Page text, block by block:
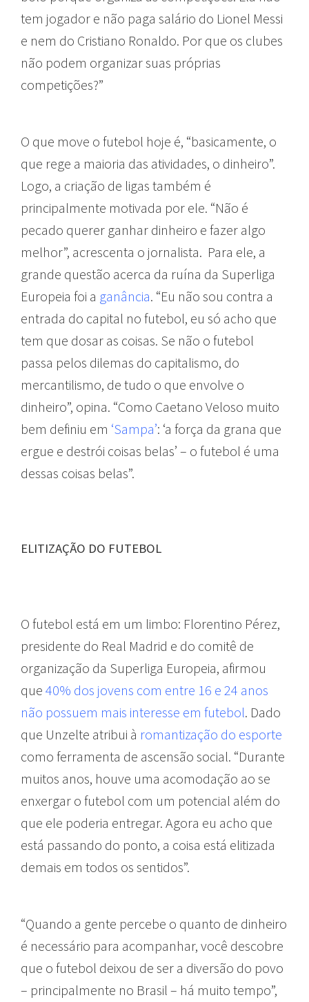
tem jogador e não paga salário do Lionel Messi
e nem do Cristiano Ronaldo. Por que os clubes
não podem organizar suas próprias
competições?”
O que move o futebol hoje é, “basicamente, o
que rege a maioria das atividades, o dinheiro”.
Logo, a criação de ligas também é
principalmente motivada por ele. “Não é
pecado querer ganhar dinheiro e fazer algo
melhor”, acrescenta o jornalista. Para ele, a
grande questão acerca da ruína da Superliga
Europeia foi a ganância. “Eu não sou contra a
entrada do capital no futebol, eu só acho que
tem que dosar as coisas. Se não o futebol
passa pelos dilemas do capitalismo, do
mercantilismo, de tudo o que envolve o
dinheiro”, opina. “Como Caetano Veloso muito
bem definiu em ‘Sampa’: ‘a força da grana que
ergue e destrói coisas belas’ – o futebol é uma
dessas coisas belas”.
ELITIZAÇÃO DO FUTEBOL
O futebol está em um limbo: Florentino Pérez,
presidente do Real Madrid e do comitê de
organização da Superliga Europeia, afirmou
que 40% dos jovens com entre 16 e 24 anos
não possuem mais interesse em futebol. Dado
que Unzelte atribui à romantização do esporte
como ferramenta de ascensão social. “Durante
muitos anos, houve uma acomodação ao se
enxergar o futebol com um potencial além do
que ele poderia entregar. Agora eu acho que
está passando do ponto, a coisa está elitizada
demais em todos os sentidos”.
“Quando a gente percebe o quanto de dinheiro
é necessário para acompanhar, você descobre
que o futebol deixou de ser a diversão do povo
– principalmente no Brasil – há muito tempo”,